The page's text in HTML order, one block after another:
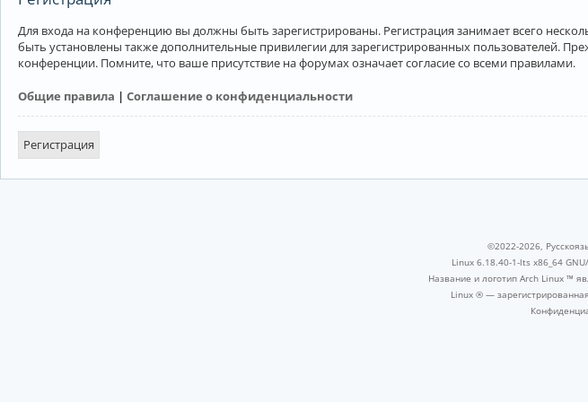
Для входа на конференцию вы должны быть зарегистрированы. Регистрация занимает всего
быть установлены также дополнительные привилегии для зарегистрированных пользователей.
конференции. Помните, что ваше присутствие на форумах означает согласие со всеми правилами.
Общие правила | Соглашение о конфиденциальности
Регистрация
©2022-2026,
Linux 6.18.40-1-lts x86_64
Название и логотип Arch Linux ™
Linux ® —